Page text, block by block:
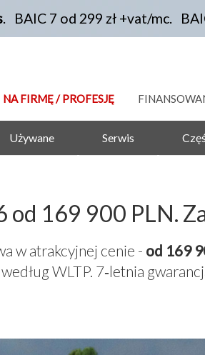
. BAIC 7 od 299 zł +vat/mc.
NA FIRMĘ / PROFESJĘ
Używane Serwis
od 169 900 PLN.
w atrakcyjnej cenie - od 169
WLTP. 7‑letnia